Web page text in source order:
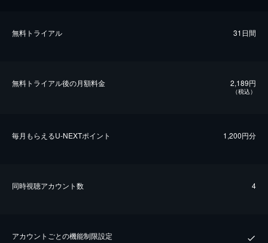
無料トライアル 31日間
無料トライアル後の⽉額料金 2,189円
（税込）
毎⽉もらえるU-NEXTポイント 1,200円分
同時視聴アカウント数 4
アカウントごとの機能制限設定